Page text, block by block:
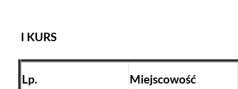
I KURS
Lp. Miejscowość